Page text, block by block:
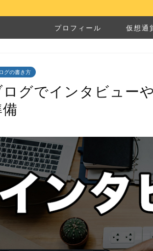
プロフィール 仮想通
グの書き方
ログでインタビュー